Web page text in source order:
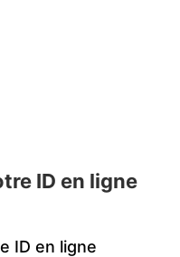
ID en ligne
ID en ligne